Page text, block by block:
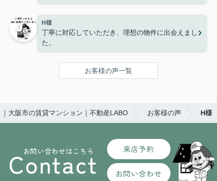
H様
丁寧に対応していただき、理想の物件に出会えまし
た。
お客様の声一覧
｜大阪市の賃貸マンション｜不動産LABO お客様の声 H様
お問い合わせはこちら
Contact 来店予約
お問い合わせ